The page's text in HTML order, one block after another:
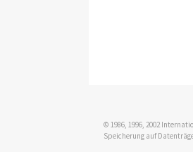
© 1986, 1996, 2002
Speicherung auf